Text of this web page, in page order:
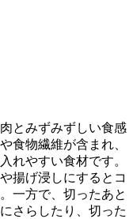
とみずみずしい食感
食物繊維が含まれ、
れやすい食材です。
揚げ浸しにするとコ
一方で、切ったあと
さらしたり、切った